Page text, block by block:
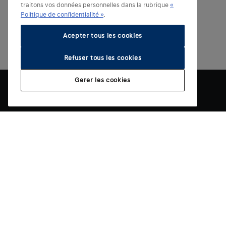
traitons vos données personnelles dans la rubrique«
Politique de confidentialité ».
Acepter tous les cookies
Refuser tous les cookies
Gerer les cookies